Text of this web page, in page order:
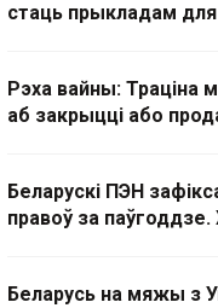
стаць прыкладам для
Рэха вайны: Траціна
аб закрыцці або
Беларускі ПЭН
правоў за паўгоддзе.
Беларусь на мяжы з